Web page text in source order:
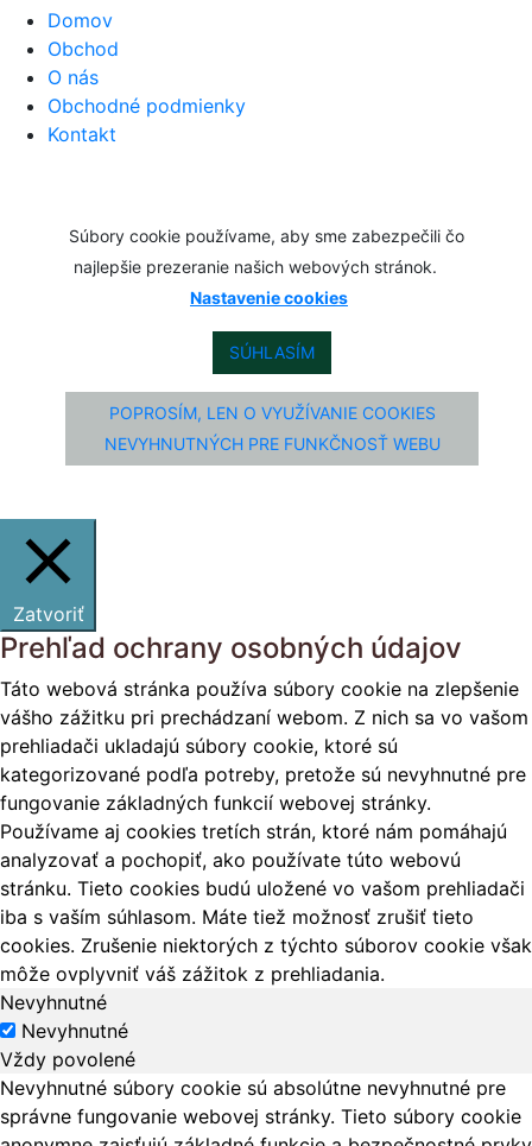
€2.50
Domov
Obchod
O nás
Obchodné podmienky
Kontakt
Súbory cookie používame, aby sme zabezpečili čo
najlepšie prezeranie našich webových stránok.
Nastavenie cookies
SÚHLASÍM
POPROSÍM, LEN O VYUŽÍVANIE COOKIES
NEVYHNUTNÝCH PRE FUNKČNOSŤ WEBU
Zatvoriť
Prehľad ochrany osobných údajov
Táto webová stránka používa súbory cookie na zlepšenie
vášho zážitku pri prechádzaní webom. Z nich sa vo vašom
prehliadači ukladajú súbory cookie, ktoré sú
kategorizované podľa potreby, pretože sú nevyhnutné pre
fungovanie základných funkcií webovej stránky.
Používame aj cookies tretích strán, ktoré nám pomáhajú
analyzovať a pochopiť, ako používate túto webovú
stránku. Tieto cookies budú uložené vo vašom prehliadači
iba s vaším súhlasom. Máte tiež možnosť zrušiť tieto
cookies. Zrušenie niektorých z týchto súborov cookie však
môže ovplyvniť váš zážitok z prehliadania.
Nevyhnutné
Nevyhnutné
Vždy povolené
Nevyhnutné súbory cookie sú absolútne nevyhnutné pre
správne fungovanie webovej stránky. Tieto súbory cookie